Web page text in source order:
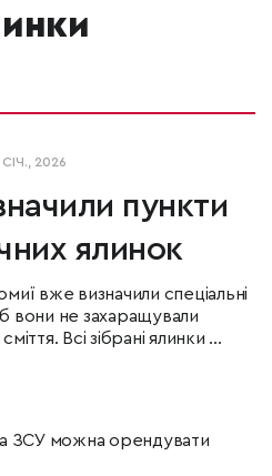
СІЧ., 2026
пункти
ялинок
вже визначили спеціальні
вони не захаращували
Всі зібрані ялинки ...
ЗСУ можна орендувати